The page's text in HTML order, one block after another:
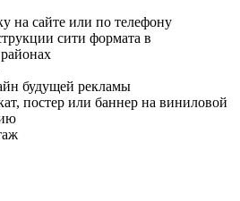
на сайте или по телефону
сити формата в
будущей рекламы
постер или баннер на виниловой